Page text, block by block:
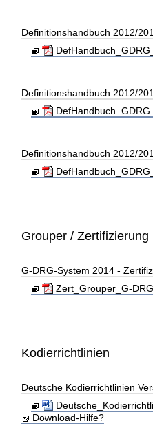
Definitionshandbuch 2012/
Definitionshandbuch 2012/
Definitionshandbuch 2012/
Grouper / Zertifizierung
G-DRG-System 2014 -
Zert_Grouper_G-
Kodierrichtlinien
Deutsche Kodierrichtlinien
Download-Hilfe?